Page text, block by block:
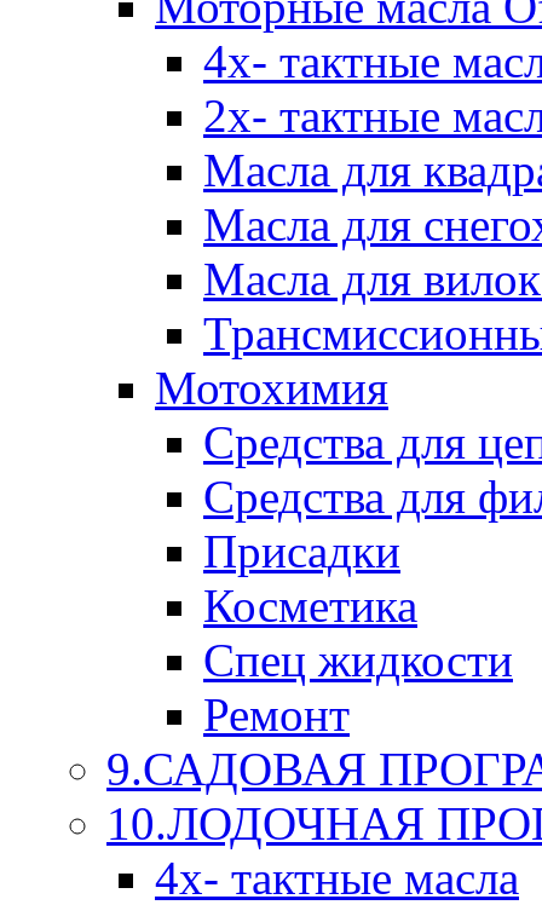
4х- тактные
2х- тактные
Масла для
Масла для
Масла для
Мотохимия
Средства для
Средства для
Присадки
Косметика
Спец жидкости
Ремонт
9.САДОВАЯ
10.ЛОДОЧНАЯ
4х- тактные масла